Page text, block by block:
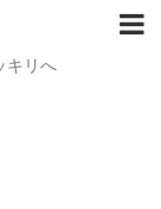
キリへ